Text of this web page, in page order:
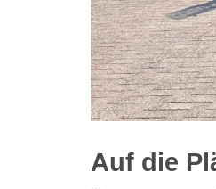
Auf die